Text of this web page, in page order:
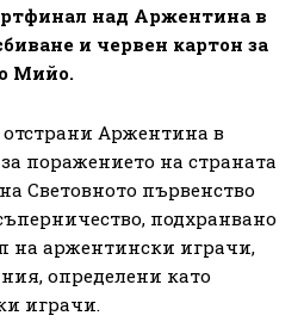
над Аржентина в
и червен картон за
Мийо.
Аржентина в
поражението на страната
Световното първенство
подхранвано
на аржентински играчи,
определени като
играчи.